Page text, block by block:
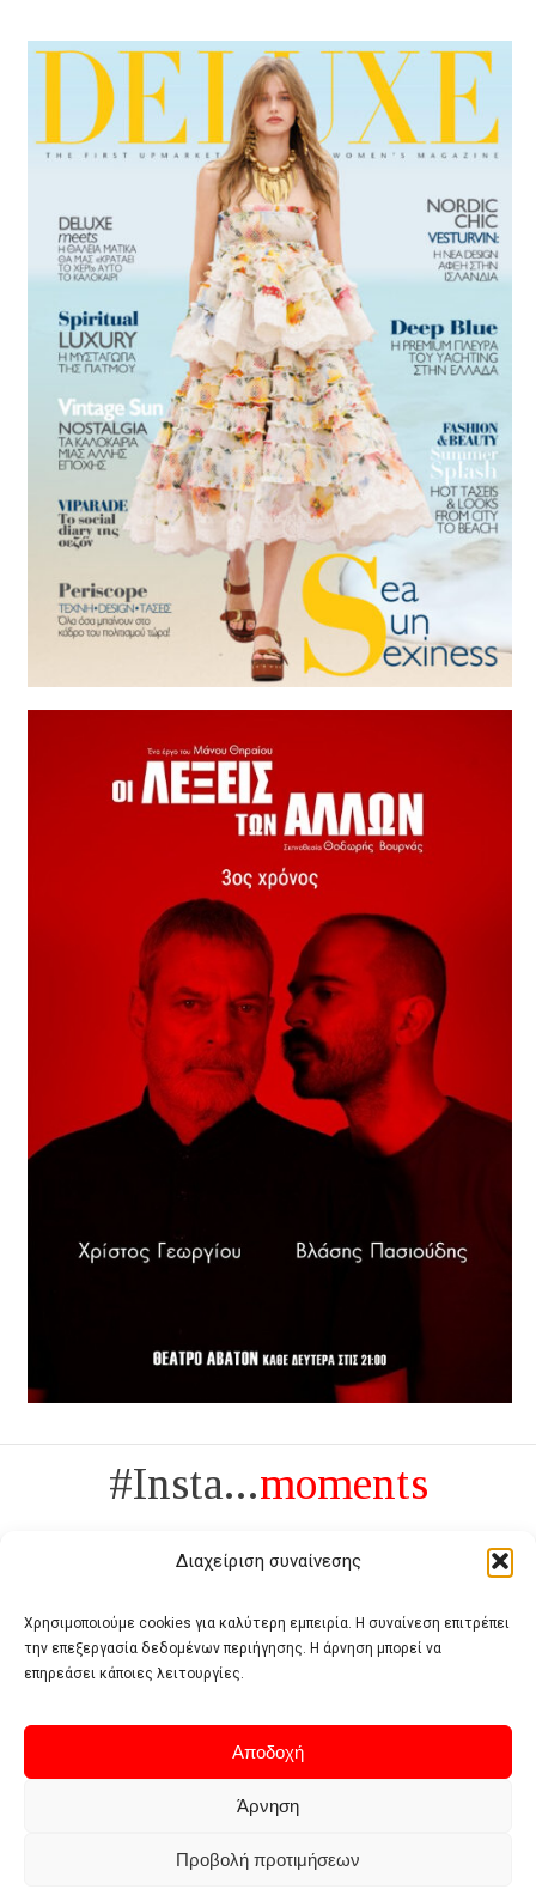
Διαχείριση συναίνεσης
Χρησιμοποιούμε cookies για καλύτερη εμπειρία. Η συναίνεση επιτρέπει
την επεξεργασία δεδομένων περιήγησης. Η άρνηση μπορεί να
επηρεάσει κάποιες λειτουργίες.
Αποδοχή
Άρνηση
Προβολή προτιμήσεων
#Insta...moments
Πολυτέλεια δεν είναι το αντίθετο της ανέχειας, είναι το αντίθετο της
Terms of use Privacy policy Cookie policy